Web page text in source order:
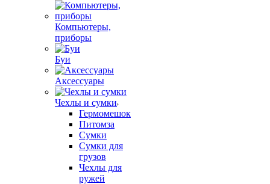
Компьютеры,
приборы
Буи
Аксессуары
Чехлы и сумки
Гермомешок
Питомза
Сумки
Сумки для
грузов
Чехлы для
ружей